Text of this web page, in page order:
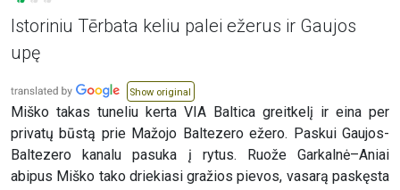
Istoriniu Tērbata keliu palei ežerus ir Gaujos
upę
Show original
Miško takas tuneliu kerta VIA Baltica greitkelį ir eina per
privatų būstą prie Mažojo Baltezero ežero. Paskui Gaujos-
Baltezero kanalu pasuka į rytus. Ruože Garkalnė–Aniai
abipus Miško tako driekiasi gražios pievos, vasarą paskęsta